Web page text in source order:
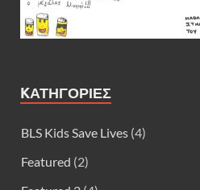
KΑΤΗΓΟΡΊΕΣ
BLS Kids Save Lives (4)
Featured (2)